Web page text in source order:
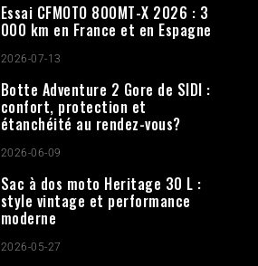
Essai CFMOTO 800MT-X 2026 : 3
000 km en France et en Espagne
2026-07-13
Botte Adventure 2 Gore de SIDI :
confort, protection et
étanchéité au rendez-vous?
2026-06-09
Sac à dos moto Heritage 30 L :
style vintage et performance
moderne
2026-05-27